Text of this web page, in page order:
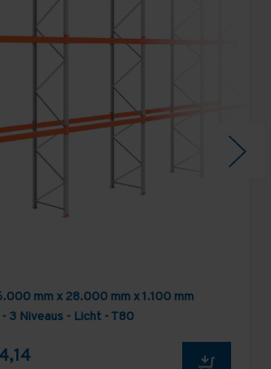
mm x 28.000 mm x 1.100 mm
- 3 Niveaus - Licht - T80